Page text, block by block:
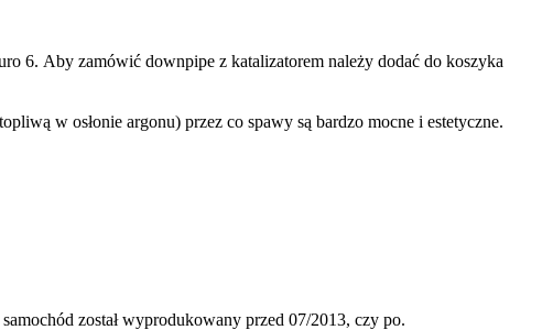
6. Aby zamówić downpipe z katalizatorem należy dodać do koszyka
w osłonie argonu) przez co spawy są bardzo mocne i estetyczne.
został wyprodukowany przed 07/2013, czy po.